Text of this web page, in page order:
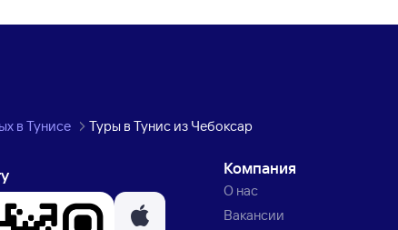
в Тунисе Туры в Тунис из Чебоксар
Компания
О нас
Вакансии